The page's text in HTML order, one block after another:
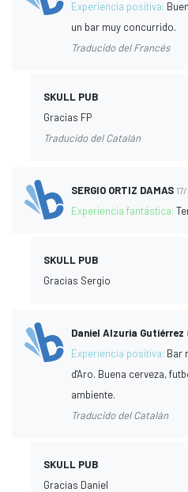
Experiencia positiva:
un bar muy concurrido.
Traducido del Francés
SKULL PUB
Gracias FP
Traducido del Catalán
SERGIO ORTIZ DAMAS
Experiencia fantástica:
SKULL PUB
Gracias Sergio
Daniel Alzuria Gutiérrez
Experiencia positiva: Bar
d'Aro. Buena cerveza,
ambiente.
Traducido del Catalán
SKULL PUB
Gracias Daniel